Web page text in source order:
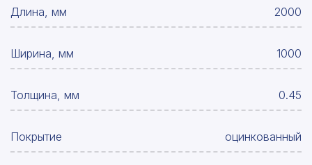
Длина, мм 2000
Ширина, мм 1000
Толщина, мм 0.45
Покрытие оцинкованный